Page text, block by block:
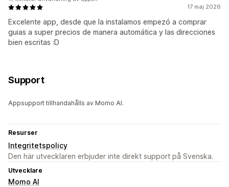
17 maj 2026
Excelente app, desde que la instalamos empezó a comprar
guias a super precios de manera automática y las direcciones
bien escritas :D
Support
Appsupport tillhandahålls av Momo AI.
Resurser
Integritetspolicy
Den här utvecklaren erbjuder inte direkt support på Svenska.
Utvecklare
Momo AI